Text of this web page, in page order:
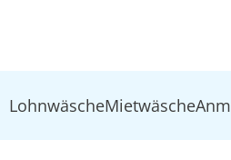
LohnwäscheMietwäsche